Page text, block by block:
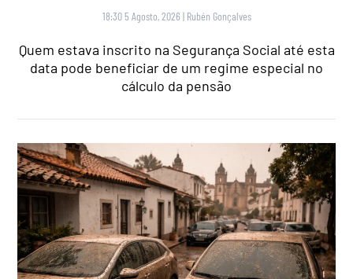
18:30 5 Agosto, 2026 | Rubén Gonçalves
Quem estava inscrito na Segurança Social até esta
data pode beneficiar de um regime especial no
cálculo da pensão